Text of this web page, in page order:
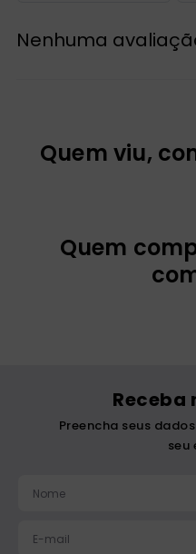
Nenhuma
Quem viu,
Quem
Receba
Preencha seus
seu